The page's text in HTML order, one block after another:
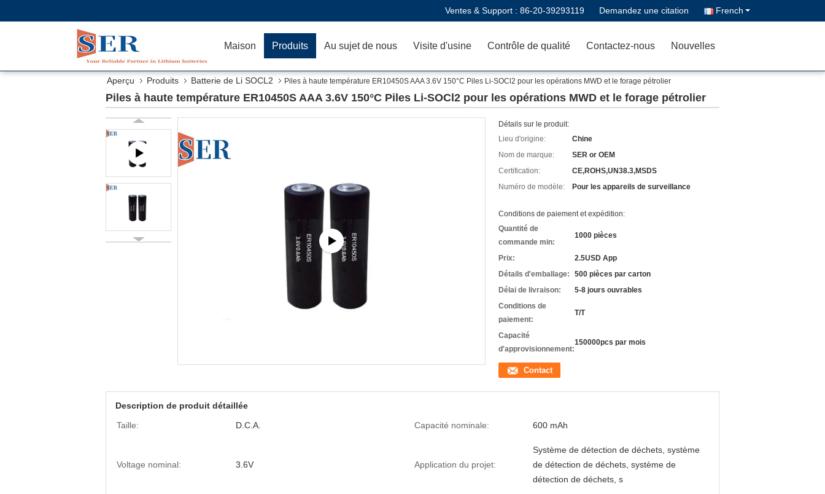
Ventes & Support : 86-20-39293119 Demandez une citation French
Maison Produits Au sujet de nous Visite d'usine Contrôle de qualité Contactez-nous Nouvelles
Aperçu Produits Batterie de Li SOCL2 Piles à haute température ER10450S AAA 3.6V 150°C Piles Li-SOCl2 pour les opérations MWD et le forage pétrolier
Piles à haute température ER10450S AAA 3.6V 150°C Piles Li-SOCl2 pour les opérations MWD et le forage pétrolier
Détails sur le produit:
Lieu d'origine:
Chine
Nom de marque:
SER or OEM
Certification:
CE,ROHS,UN38.3,MSDS
Numéro de modèle:
Pour les appareils de surveillance
Conditions de paiement et expédition:
Quantité de
commande min:
1000 pièces
Prix:
2.5USD App
Détails d'emballage:
500 pièces par carton
Délai de livraison:
5-8 jours ouvrables
Conditions de
paiement:
T/T
Capacité
d'approvisionnement:
150000pcs par mois
Contact
Description de produit détaillée
Taille:
D.C.A. Capacité nominale: 600 mAh
Voltage nominal: 3.6V Application du projet:
Système de détection de déchets, système
de détection de déchets, système de
détection de déchets, s